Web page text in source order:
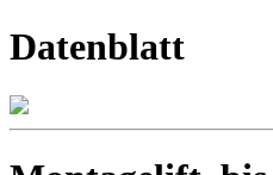
Datenblatt